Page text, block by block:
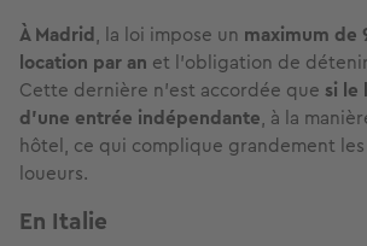
À Madrid, la loi impose un maximum de
location par an et l'obligation de
Cette dernière n'est accordée que si le
d'une entrée indépendante, à la
hôtel, ce qui complique grandement
loueurs.
En Italie